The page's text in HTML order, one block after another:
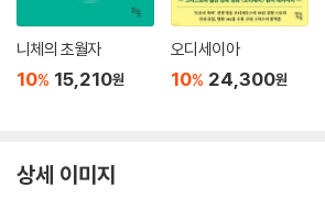
니체의 초월자
10% 15,210원
오디세이아
10% 24,300원
상세 이미지